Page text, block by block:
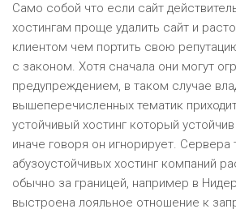
Само собой что если сайт
хостингам проще удалить сайт и
клиентом чем портить свою
с законом. Хотя сначала они могут
предупреждением, в таком случае
вышеперечисленных тематик
устойчивый хостинг который
иначе говоря он игнорирует. Сервера
абузоустойчивых хостинг компаний
обычно за границей, например в
выстроена лояльное отношение к